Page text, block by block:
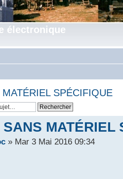
électronique
SPÉCIFIQUE
MATÉRIEL
» Mar 3 Mai 2016 09:34